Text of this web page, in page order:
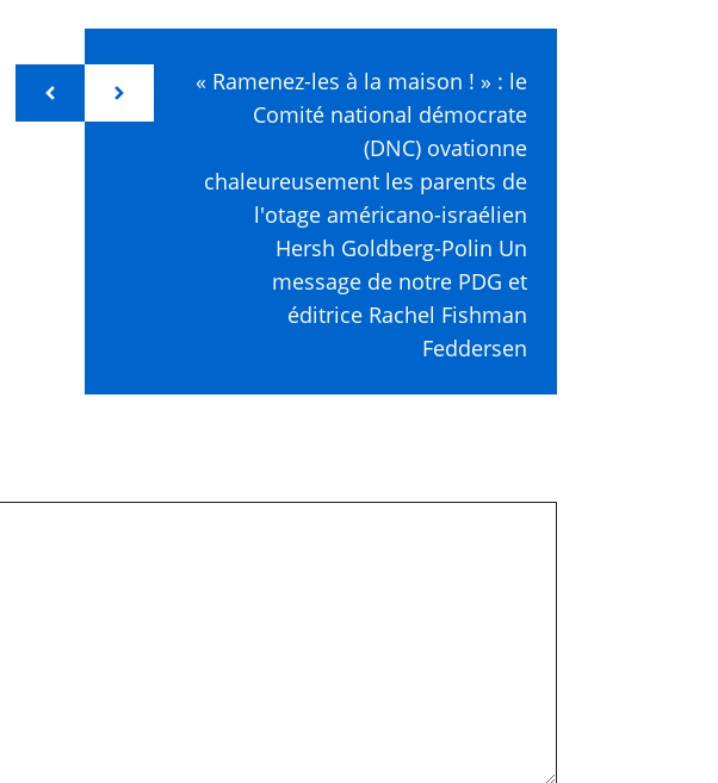
« Ramenez-les à la maison ! » : le
Comité national démocrate
(DNC) ovationne
chaleureusement les parents de
l'otage américano-israélien
Hersh Goldberg-Polin Un
message de notre PDG et
éditrice Rachel Fishman
Feddersen